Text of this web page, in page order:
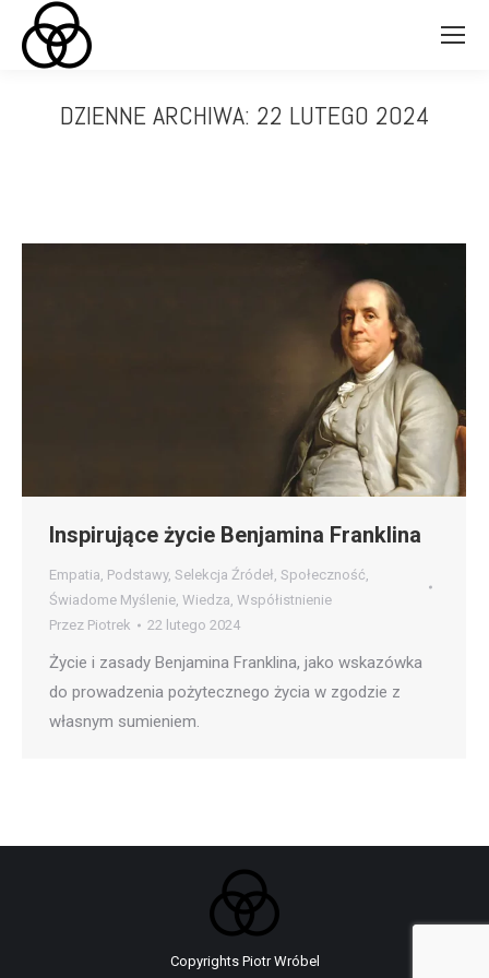
DZIENNE ARCHIWA: 22 LUTEGO 2024
Inspirujące życie Benjamina Franklina
Empatia, Podstawy, Selekcja Źródeł, Społeczność,
Świadome Myślenie, Wiedza, Współistnienie
Przez Piotrek 22 lutego 2024
Życie i zasady Benjamina Franklina, jako wskazówka
do prowadzenia pożytecznego życia w zgodzie z
własnym sumieniem.
Copyrights Piotr Wróbel